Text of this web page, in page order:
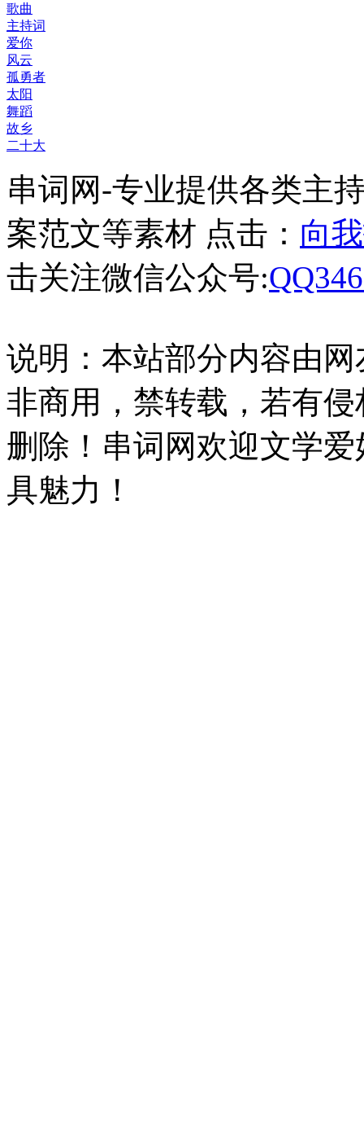
歌曲
主持词
爱你
风云
孤勇者
太阳
舞蹈
故乡
二十大
串词网-专业提供各类主
案范文等素材 点击： 向
击关注微信公众号:
说明：本站部分内容由
非商用，禁转载，若有
删除！串词网欢迎文学
具魅力！